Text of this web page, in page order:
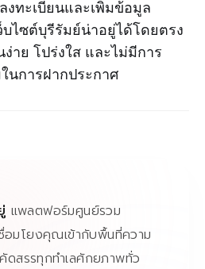
งทะเบียนและเพิ่มข้อมูล
บไซต์บุรีรัมย์น่าอยู่ได้โดยตรง
าย โปร่งใส และไม่มีการ
นการฝากประกาศ
แพลตฟอร์มศูนย์รวม
อมโยงคุณเข้ากับพื้นที่ความ
ดสรรทุกทำเลศักยภาพทั่ว